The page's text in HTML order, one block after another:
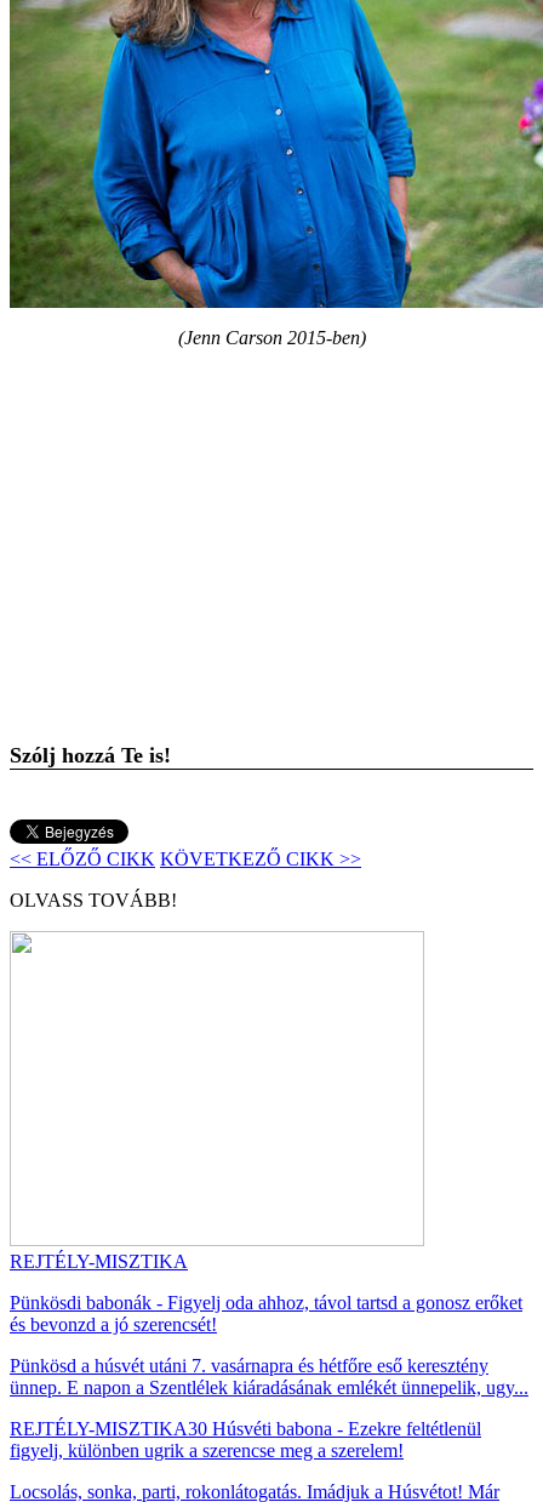
(Jenn Carson 2015-ben)
Szólj hozzá Te is!
<< ELŐZŐ CIKK KÖVETKEZŐ CIKK >>
OLVASS TOVÁBB!
REJTÉLY-MISZTIKA
Pünkösdi babonák - Figyelj oda ahhoz, távol tartsd a gonosz erőket
és bevonzd a jó szerencsét!
Pünkösd a húsvét utáni 7. vasárnapra és hétfőre eső keresztény
ünnep. E napon a Szentlélek kiáradásának emlékét ünnepelik, ugy...
REJTÉLY-MISZTIKA30 Húsvéti babona - Ezekre feltétlenül
figyelj, különben ugrik a szerencse meg a szerelem!
Locsolás, sonka, parti, rokonlátogatás. Imádjuk a Húsvétot! Már